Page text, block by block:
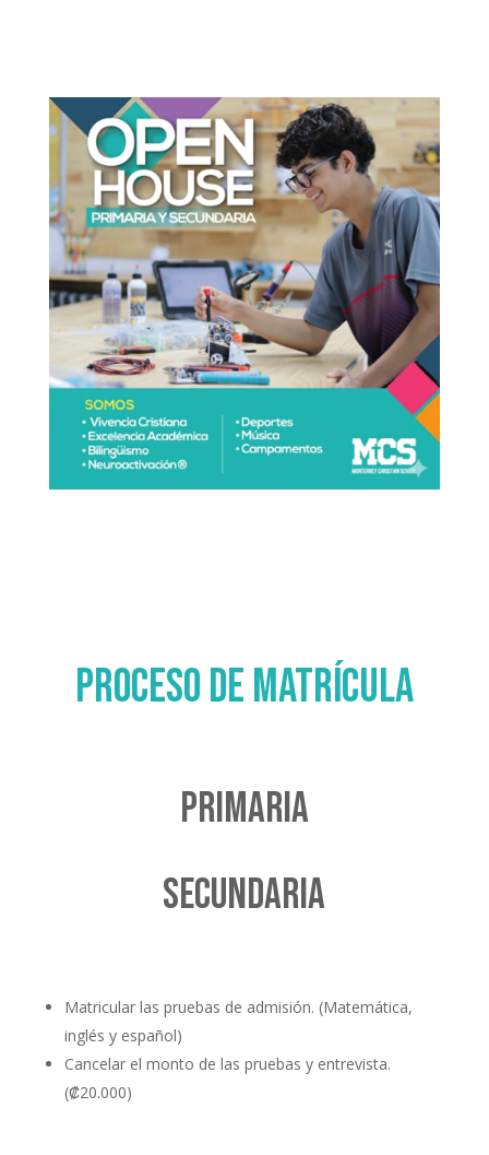
Proceso de matrícula
Primaria
Secundaria
Matricular las pruebas de admisión. (Matemática,
inglés y español)
Cancelar el monto de las pruebas y entrevista.
(₡20.000)